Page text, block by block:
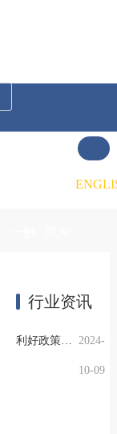
行业资讯
利好政策提振钢市信心，四季度行业需求或小幅上升 2024-
10-09